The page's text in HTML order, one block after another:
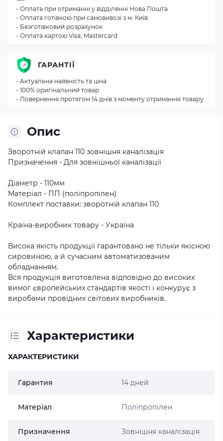
Опис
Зворотній клапан 110 зовнішня каналізація
Призначення - Для зовнішньої каналізації
Діаметр - 110мм
Матеріал - ПП (поліпропілен)
Комплект поставки: зворотній клапан 110
Країна-виробник товару - Україна
Висока якість продукції гарантовано не тільки якісною
сировиною, а й сучасним автоматизованим
обладнанням.
Вся продукція виготовлена відповідно до високих
вимог європейських стандартів якості і конкурує з
виробами провідних світових виробників.
Характеристики
ХАРАКТЕРИСТИКИ
Гарантия 14 дней
Матеріал Поліпропілен
Призначення Зовнішня каналізація
- Оплата при отриманні у відділенні Нова Пошта
- Оплата готівкою при самовивозі з м. Київ
- Безготівковий розрахунок
- Оплата картою Visa, Mastercard
ГАРАНТІЇ
- Актуальна наявність та ціна
- 100% оригінальний товар
- Повернення протягом 14 днів з моменту отримання товару